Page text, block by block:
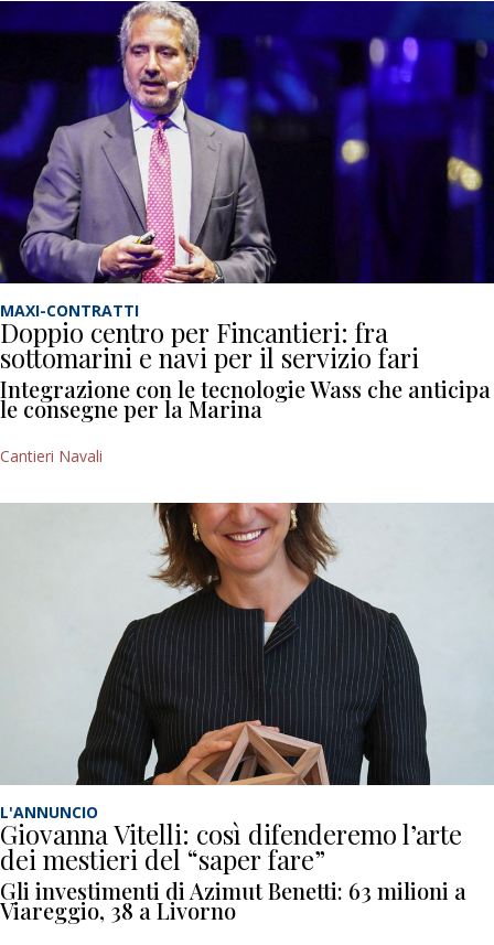
MAXI-CONTRATTI
Doppio centro per Fincantieri: fra
sottomarini e navi per il servizio fari
Integrazione con le tecnologie Wass che anticipa
le consegne per la Marina
Cantieri Navali
L'ANNUNCIO
Giovanna Vitelli: così difenderemo l’arte
dei mestieri del “saper fare”
Gli investimenti di Azimut Benetti: 63 milioni a
Viareggio, 38 a Livorno